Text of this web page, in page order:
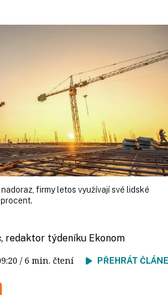
firmy letos využívají své lidské
, redaktor týdeníku Ekonom
/ 6 min. čtení PŘEHRÁT